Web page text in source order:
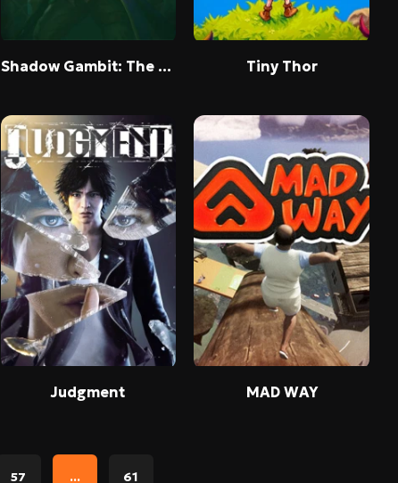
Shadow Gambit: The Cursed Crew Tiny Thor
Judgment MAD WAY
57 ... 61